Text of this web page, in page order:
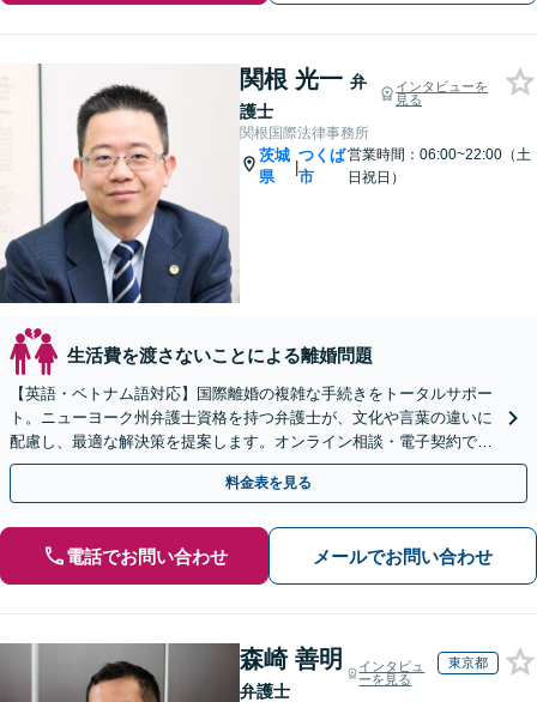
関根 光一 弁
護士
インタビューを
見る
関根国際法律事務所
茨城
県
|
つくば
市
営業時間：06:00~22:00（土
日祝日）
生活費を渡さないことによる離婚問題
【英語・ベトナム語対応】国際離婚の複雑な手続きをトータルサポー
ト。ニューヨーク州弁護士資格を持つ弁護士が、文化や言葉の違いに
配慮し、最適な解決策を提案します。オンライン相談・電子契約で迅
速に着手。まずはご相談ください。
料金表を見る
電話でお問い合わせ メールでお問い合わせ
森崎 善明
弁護士
インタビュ
ーを見る
東京都